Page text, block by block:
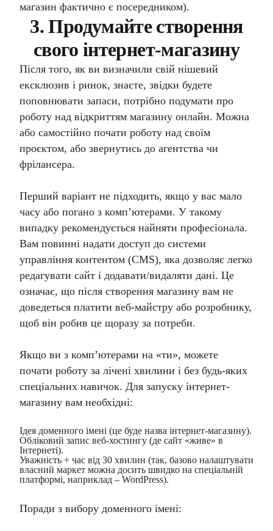
магазин фактично є посередником).
3. Продумайте створення
свого інтернет-магазину
Після того, як ви визначили свій нішевий
ексклюзив і ринок, знаєте, звідки будете
поповнювати запаси, потрібно подумати про
роботу над відкриттям магазину онлайн. Можна
або самостійно почати роботу над своїм
проєктом, або звернутись до агентства чи
фрілансера.
Перший варіант не підходить, якщо у вас мало
часу або погано з комп’ютерами. У такому
випадку рекомендується найняти професіонала.
Вам повинні надати доступ до системи
управління контентом (CMS), яка дозволяє легко
редагувати сайт і додавати/видаляти дані. Це
означає, що після створення магазину вам не
доведеться платити веб-майстру або розробнику,
щоб він робив це щоразу за потреби.
Якщо ви з комп’ютерами на «ти», можете
почати роботу за лічені хвилини і без будь-яких
спеціальних навичок. Для запуску інтернет-
магазину вам необхідні:
Ідея доменного імені (це буде назва інтернет-магазину).
Обліковий запис веб-хостингу (де сайт «живе» в
Інтернеті).
Уважність + час від 30 хвилин (так, базово налаштувати
власний маркет можна досить швидко на спеціальній
платформі, наприклад – WordPress).
Поради з вибору доменного імені: